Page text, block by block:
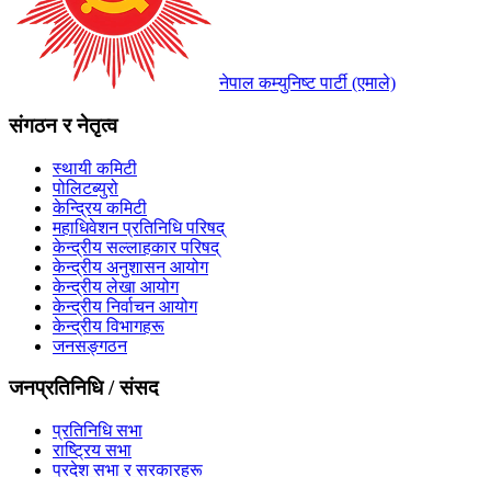
नेपाल कम्युनिष्ट पार्टी (एमाले)
संगठन र नेतृत्व
स्थायी कमिटी
पोलिटब्युरो
केन्द्रिय कमिटी
महाधिवेशन प्रतिनिधि परिषद्
केन्द्रीय सल्लाहकार परिषद्
केन्द्रीय अनुशासन आयोग
केन्द्रीय लेखा आयोग
केन्द्रीय निर्वाचन आयोग
केन्द्रीय विभागहरू
जनसङ्गठन
जनप्रतिनिधि / संसद
प्रतिनिधि सभा
राष्ट्रिय सभा
प्रदेश सभा र सरकारहरू